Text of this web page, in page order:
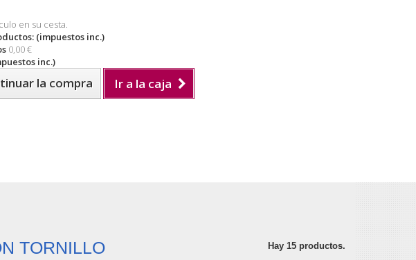
en su cesta.
(impuestos inc.)
0,00 €
inc.)
la compra Ir a la caja
TORNILLO Hay 15 productos.